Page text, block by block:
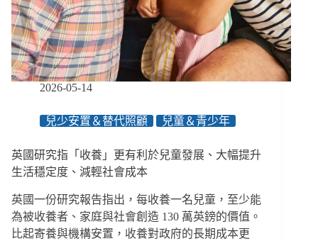
安
置
討
論
熱
烈，
具
體
義
2026-05-14
兒少安置＆替代照顧 兒童＆青少年
英國研究指「收養」更有利於兒童發展、大幅提升
生活穩定度、減輕社會成本
英國一份研究報告指出，每收養一名兒童，至少能
為被收養者、家庭與社會創造 130 萬英鎊的價值。
比起寄養與機構安置，收養對政府的長期成本更